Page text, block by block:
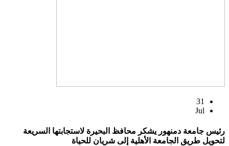
31
Jul
رئيس جامعة دمنهور يشكر محافظ البحيرة لاستجابتها السريعة
لتحويل طريق الجامعة الأهلية إلى شريان للحياة